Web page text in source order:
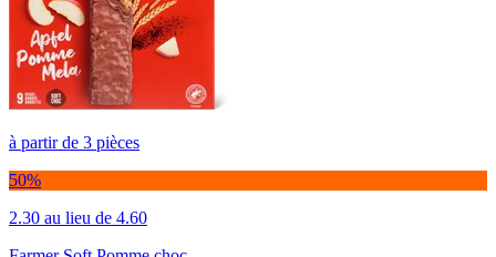
à partir de 3 pièces
50%
2.30 au lieu de 4.60